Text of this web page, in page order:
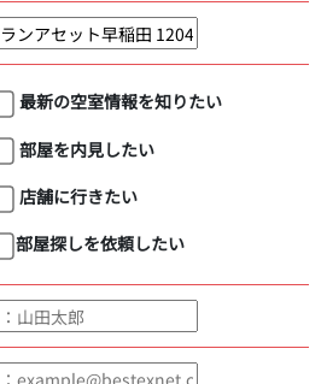
最新の空室情報を知りたい
部屋を内見したい
店舗に行きたい
部屋探しを依頼したい